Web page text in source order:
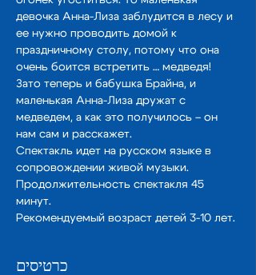
девочка Анна-Лиза заблудится в лесу и
ее нужно проводить домой к
праздничному столу, потому что она
очень боится встретить … медведя!
Зато теперь и бабушка Брайна, и
маленькая Анна-Лиза дружат с
медведем, а как это получилось – он
нам сам и расскажет.
Спектакль идет на русском языке в
сопровождении живой музыки.
Продолжительность спектакля 45
минут.
Рекомендуемый возраст детей 3-10 лет.
כרטיסים